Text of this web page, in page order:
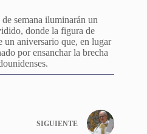
semana iluminarán un
donde la figura de
un aniversario que, en lugar
por ensanchar la brecha
SIGUIENTE